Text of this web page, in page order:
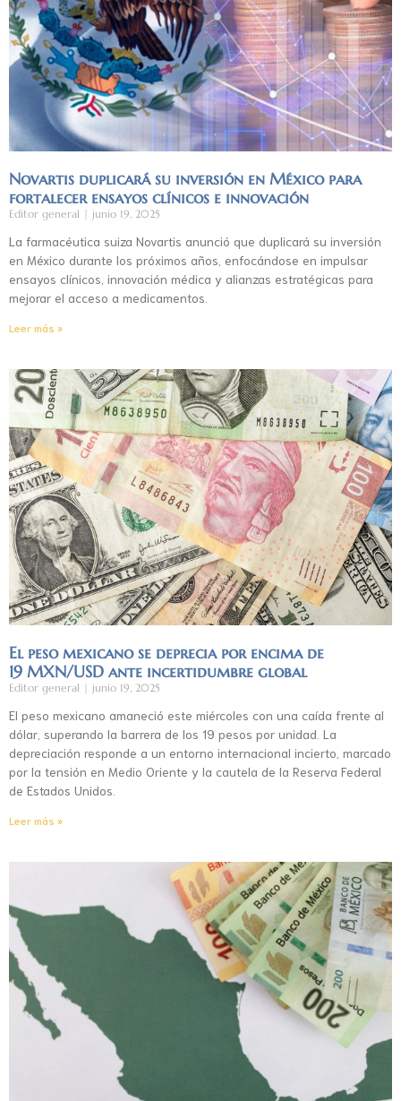
Novartis duplicará su inversión en México para
fortalecer ensayos clínicos e innovación
Editor general junio 19, 2025
La farmacéutica suiza Novartis anunció que duplicará su inversión
en México durante los próximos años, enfocándose en impulsar
ensayos clínicos, innovación médica y alianzas estratégicas para
mejorar el acceso a medicamentos.
Leer más »
El peso mexicano se deprecia por encima de
19 MXN/USD ante incertidumbre global
Editor general junio 19, 2025
El peso mexicano amaneció este miércoles con una caída frente al
dólar, superando la barrera de los 19 pesos por unidad. La
depreciación responde a un entorno internacional incierto, marcado
por la tensión en Medio Oriente y la cautela de la Reserva Federal
de Estados Unidos.
Leer más »